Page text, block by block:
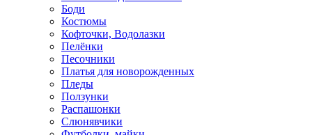
Боди
Костюмы
Кофточки, Водолазки
Пелёнки
Песочники
Платья для новорожденных
Пледы
Ползунки
Распашонки
Слюнявчики